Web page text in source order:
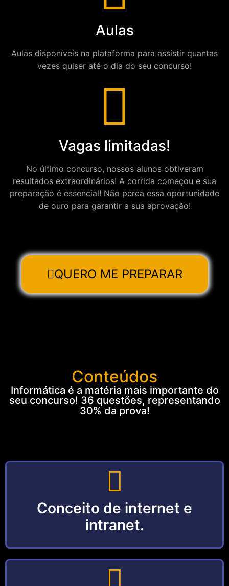
Aulas
Aulas disponíveis na plataforma para assistir quantas
vezes quiser até o dia do seu concurso!
Vagas limitadas!
No último concurso, nossos alunos obtiveram
resultados extraordinários! A corrida começou e sua
preparação é essencial! Não perca essa oportunidade
de ouro para garantir a sua aprovação!
QUERO ME PREPARAR
Conteúdos
Informática é a matéria mais importante do
seu concurso! 36 questões, representando
30% da prova!
Conceito de internet e
intranet.